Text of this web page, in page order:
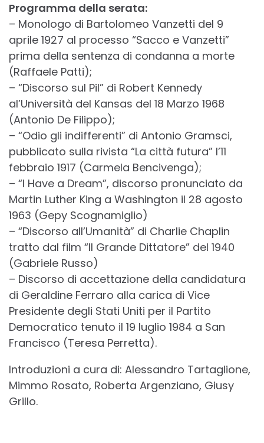
Programma della serata:
– Monologo di Bartolomeo Vanzetti del 9
aprile 1927 al processo “Sacco e Vanzetti”
prima della sentenza di condanna a morte
(Raffaele Patti);
– “Discorso sul Pil” di Robert Kennedy
al’Università del Kansas del 18 Marzo 1968
(Antonio De Filippo);
– “Odio gli indifferenti” di Antonio Gramsci,
pubblicato sulla rivista “La città futura” l’11
febbraio 1917 (Carmela Bencivenga);
– “I Have a Dream”, discorso pronunciato da
Martin Luther King a Washington il 28 agosto
1963 (Gepy Scognamiglio)
– “Discorso all’Umanità” di Charlie Chaplin
tratto dal film “Il Grande Dittatore” del 1940
(Gabriele Russo)
– Discorso di accettazione della candidatura
di Geraldine Ferraro alla carica di Vice
Presidente degli Stati Uniti per il Partito
Democratico tenuto il 19 luglio 1984 a San
Francisco (Teresa Perretta).
Introduzioni a cura di: Alessandro Tartaglione,
Mimmo Rosato, Roberta Argenziano, Giusy
Grillo.